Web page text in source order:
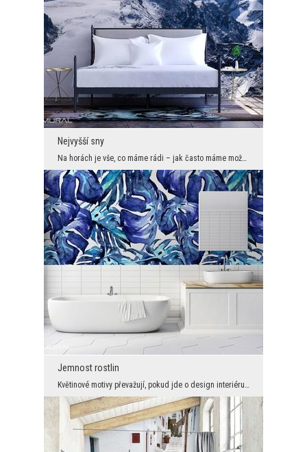
Nejvyšší sny
Na horách je vše, co máme rádi – jak často máme možnost slyšet tato slova. Proto by nás nemělo př...
Jemnost rostlin
Květinové motivy převažují, pokud jde o design interiéru. V této podobě jsme je ještě neviděli – ...